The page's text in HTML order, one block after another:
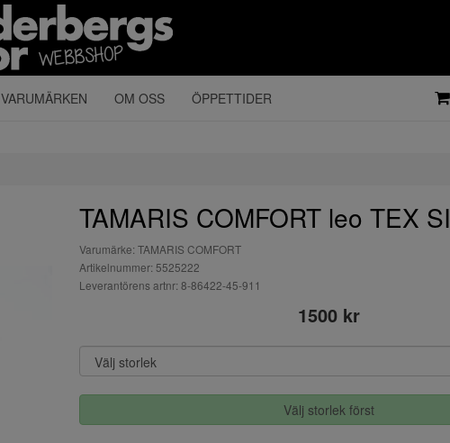
VARUMÄRKEN OM OSS ÖPPETTIDER
TAMARIS COMFORT leo TEX SI
Varumärke: TAMARIS COMFORT
Artikelnummer: 5525222
Leverantörens artnr: 8-86422-45-911
1500 kr
Välj storlek först